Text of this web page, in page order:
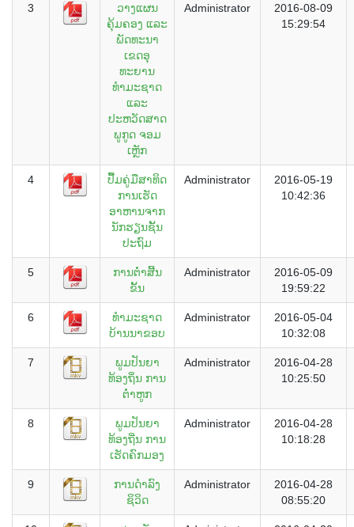
3
ວາງແຜນ
ຄຸ້ມຄອງ ແລະ
ພັດທະນາ
ເຂດອຸ
ທະຍານ
ທຳມະຊາດ
ແລະ
ປະຫວັດສາດ
ພູກູດ ຈອມ
ເຫຼັກ
Administrator
2016-08-09
15:29:54
4
ປື້ມຄູ່ມືສາທິດ
ການເຮັດ
ອາຫານຈາກ
ນັກຮຽນຊັ້ນ
ປະຖົມ
Administrator
2016-05-19
10:42:36
5
ການຕໍ່າສີ້ນ
ຂັ້ນ
Administrator
2016-05-09
19:59:22
6
ທຳມະຊາດ
ບ້ານນາຂອບ
Administrator
2016-05-04
10:32:08
7
ພູມປັນຍາ
ທ້ອງຖິ່ນ ການ
ຕໍ່າຫູກ
Administrator
2016-04-28
10:25:50
8
ພູມປັນຍາ
ທ້ອງຖີ່ນ ການ
ເຮັດຄົກມອງ
Administrator
2016-04-28
10:18:28
9
ການດຳລົງ
ຊິວິດ
Administrator
2016-04-28
08:55:20